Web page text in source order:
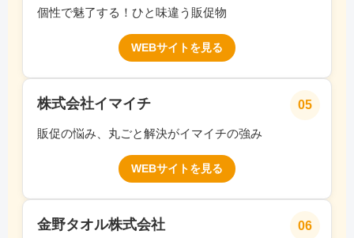
個性で魅了する！ひと味違う販促物
WEBサイトを見る
05
株式会社イマイチ
販促の悩み、丸ごと解決がイマイチの強み
WEBサイトを見る
06
金野タオル株式会社